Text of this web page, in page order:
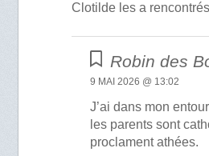
Clotilde les a
Robin des
9 MAI 2026 @ 13:02
J’ai dans mon
les parents sont
proclament athées.